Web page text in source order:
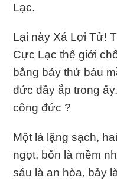
Lạc.
Lại này Xá Lợi Tử!
Cực Lạc thế giới
bằng bảy thứ báu
đức đầy ắp trong
công đức ?
Một là lặng sạch,
ngọt, bốn là mềm
sáu là an hòa, bảy